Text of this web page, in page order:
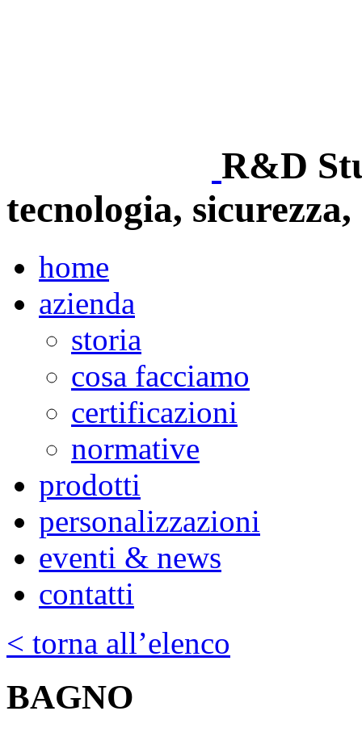
R&D
tecnologia,
home
azienda
storia
cosa facciamo
certificazioni
normative
prodotti
personalizzazioni
eventi & news
contatti
< torna all’elenco
BAGNO